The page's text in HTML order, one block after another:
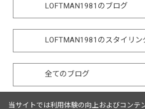
LOFTMAN1981のブログ
LOFTMAN1981のスタイリン
全てのブログ
当サイトでは利用体験の向上およびコンテ